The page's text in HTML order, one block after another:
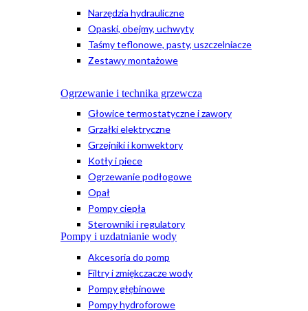
Narzędzia hydrauliczne
Opaski, obejmy, uchwyty
Taśmy teflonowe, pasty, uszczelniacze
Zestawy montażowe
Ogrzewanie i technika grzewcza
Głowice termostatyczne i zawory
Grzałki elektryczne
Grzejniki i konwektory
Kotły i piece
Ogrzewanie podłogowe
Opał
Pompy ciepła
Sterowniki i regulatory
Pompy i uzdatnianie wody
Akcesoria do pomp
Filtry i zmiękczacze wody
Pompy głębinowe
Pompy hydroforowe